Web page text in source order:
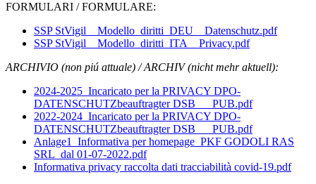
FORMULARI / FORMULARE:
SSP StVigil__Modello_diritti_DEU__Datenschutz.pdf
SSP StVigil__Modello_diritti_ITA__Privacy.pdf
ARCHIVIO (non piú attuale) / ARCHIV (nicht mehr aktuell):
2024-2025_Incaricato per la PRIVACY DPO-
DATENSCHUTZbeauftragter DSB___PUB.pdf
2022-2024_Incaricato per la PRIVACY DPO-
DATENSCHUTZbeauftragter DSB___PUB.pdf
Anlage1_Informativa per homepage_PKF GODOLI RAS
SRL_dal 01-07-2022.pdf
Informativa privacy raccolta dati tracciabilità covid-19.pdf